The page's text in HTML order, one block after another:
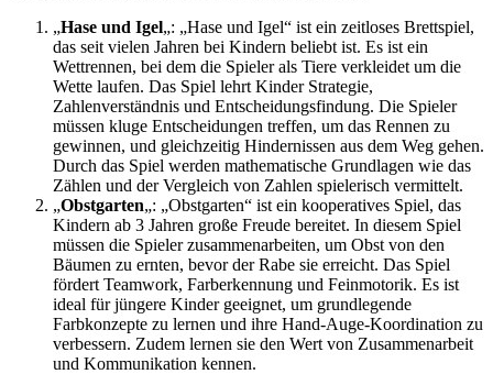
„Hase und Igel„: „Hase und Igel“ ist ein zeitloses Brettspiel,
das seit vielen Jahren bei Kindern beliebt ist. Es ist ein
Wettrennen, bei dem die Spieler als Tiere verkleidet um die
Wette laufen. Das Spiel lehrt Kinder Strategie,
Zahlenverständnis und Entscheidungsfindung. Die Spieler
müssen kluge Entscheidungen treffen, um das Rennen zu
gewinnen, und gleichzeitig Hindernissen aus dem Weg gehen.
Durch das Spiel werden mathematische Grundlagen wie das
Zählen und der Vergleich von Zahlen spielerisch vermittelt.
„Obstgarten„: „Obstgarten“ ist ein kooperatives Spiel, das
Kindern ab 3 Jahren große Freude bereitet. In diesem Spiel
müssen die Spieler zusammenarbeiten, um Obst von den
Bäumen zu ernten, bevor der Rabe sie erreicht. Das Spiel
fördert Teamwork, Farberkennung und Feinmotorik. Es ist
ideal für jüngere Kinder geeignet, um grundlegende
Farbkonzepte zu lernen und ihre Hand-Auge-Koordination zu
verbessern. Zudem lernen sie den Wert von Zusammenarbeit
und Kommunikation kennen.